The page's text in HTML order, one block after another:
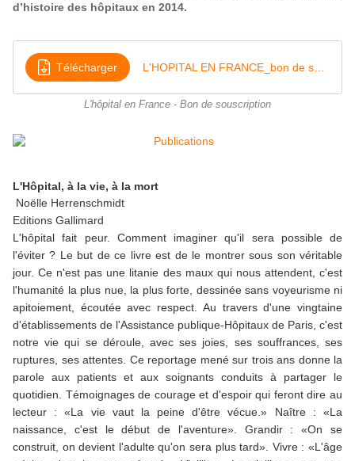
d’histoire des hôpitaux en 2014.
Télécharger
L'hôpital en France - Bon de souscription
L'Hôpital, à la vie, à la mort
Noëlle Herrenschmidt
Editions Gallimard
L'hôpital fait peur. Comment imaginer qu'il sera possible de
l'éviter ? Le but de ce livre est de le montrer sous son véritable
jour. Ce n'est pas une litanie des maux qui nous attendent, c'est
l'humanité la plus nue, la plus forte, dessinée sans voyeurisme ni
apitoiement, écoutée avec respect. Au travers d'une vingtaine
d'établissements de l'Assistance publique-Hôpitaux de Paris, c'est
notre vie qui se déroule, avec ses joies, ses souffrances, ses
ruptures, ses attentes. Ce reportage mené sur trois ans donne la
parole aux patients et aux soignants conduits à partager le
quotidien. Témoignages de courage et d'espoir qui feront dire au
lecteur : «La vie vaut la peine d'être vécue.» Naître : «La
naissance, c'est le début de l'aventure». Grandir : «On se
construit, on devient l'adulte qu'on sera plus tard». Vivre : «L'âge